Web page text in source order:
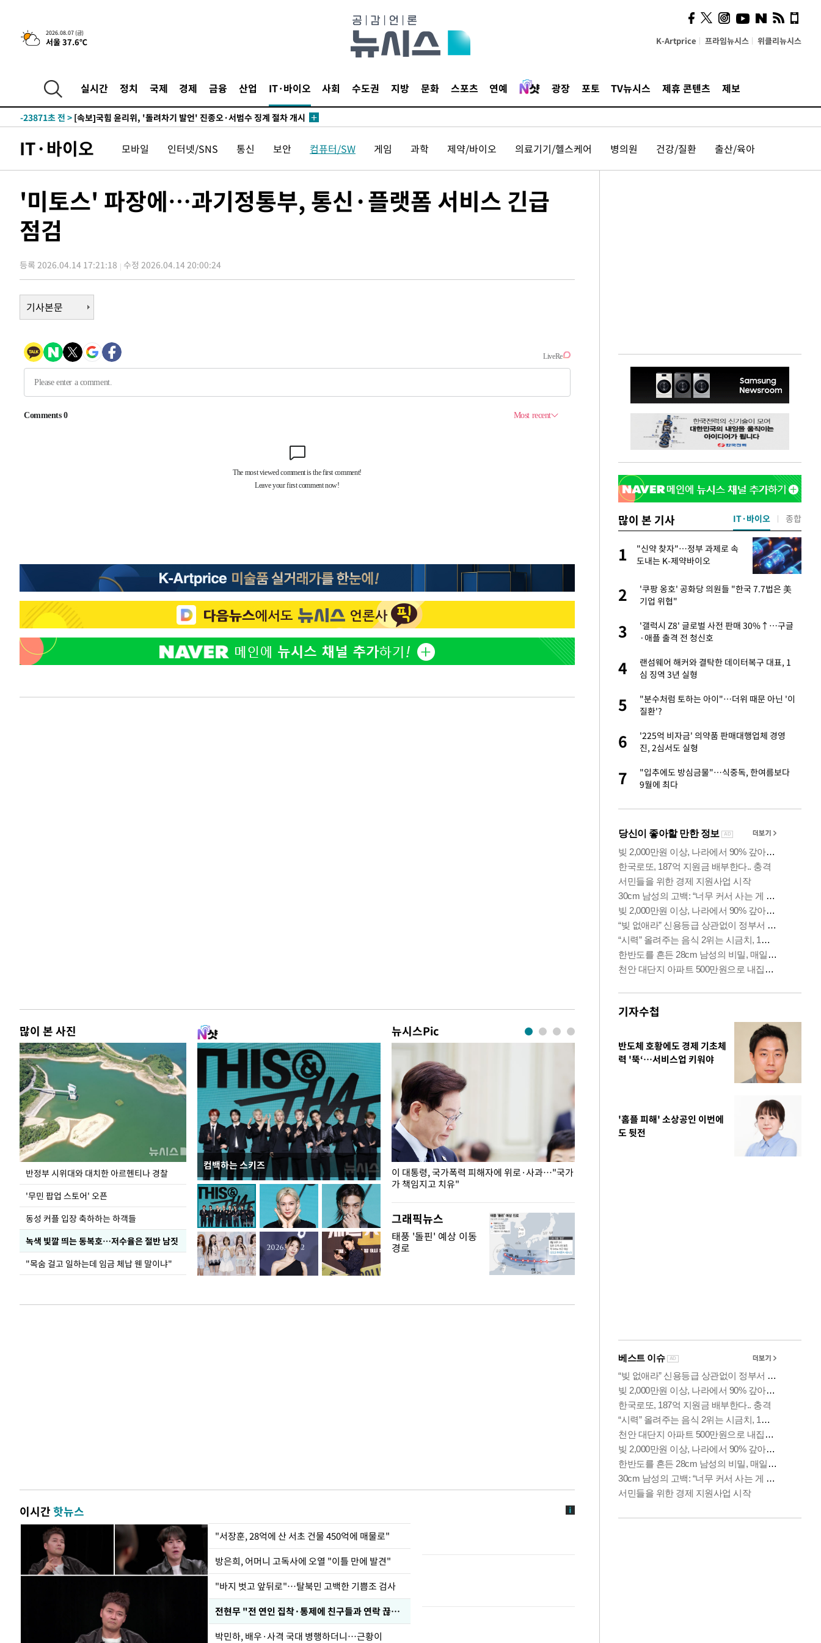
2026.08.07 (금)
서울 37.6℃ K-Artprice 프라임뉴시스 위클리뉴시스
실시간 정치 국제 경제 금융 산업 IT·바이오 사회 수도권 지방 문화 스포츠 연예 광장 포토 TV뉴시스 제휴 콘텐츠 제보
-592초 전 >이란, 호르무즈서 "적국 목표물들"과 대치로 남부 케슘섬에서 두차례
큰 폭발음
-29647초 전 > [속보]종합특검, '계엄 수용공간 확보' 신용해 前교정본부장 기소
-28491초 전 >
11시간 압수수색에 성접대 파문까지…'쑥대밭' 된 축구협회
-27513초 전 >
병태 후임
-23871초 전 > [속보]국힘 윤리위, '돌려차기 발언' 진종오·서범수 징계 절차 개시
25.3%↑
-16356초 전 > [속보]'채상병 순직 책임' 임성근, 항소심도 징역 3년
-16222초 전 >[속보]종합특검, '관저이전 봐주기 감사' 유병호 구속기소
-12072초 전 >[속보]'300억원대 사기 혐의' 차가원 대표 구속 송치
-11266초 전 >
-9779초 전 >
압수수색
-9415초 전 >[속보]원·달러 환율, 오전 9시 1423.8원
-9197초 전 >
[속보]코스닥, 5.95포인트(0.74%) 상승한 807.62개장
-9165초 전 >[속보]코스피, 6300선 재탈환…1.09% 오른 6365.07 개장
-6330초 전 > 시리아 다마스쿠스 교외에서 미니버스 폭발.. 14명 부상, 3명은 중태
-5628초 전 >입추에도 극한더위…서울 낮 39도 '폭염중대경보'
큰 폭발음
[속보]규제합리화위원회 부위원장에 김태유 서울대 공대 교수…이
[속보]국힘 윤리위, '돌려차기 발언' 진종오·서범수 징계 절차 개시
[속보] 7월 중국 수출 23.9%↑ 수입 27.5%↑…무역총액
-11266초 전 >"미 전국적 살모네라 식중독 원인은 멕시코산 할라피뇨"-- CDC
-9779초 전 >
[속보]경찰·노동부, HL만도 평택사업장 끼임 사망 관련 압수수색
압수수색
-9415초 전 >[속보]원·달러 환율, 오전 9시 1423.8원
-9211초 전 >[속보]삼성전자·SK하이닉스 동반 강보합…1%대 상승 출발
-9197초 전 >
[속보]코스닥, 5.95포인트(0.74%) 상승한 807.62개장
-9165초 전 >[속보]코스피, 6300선 재탈환…1.09% 오른 6365.07 개장
-5628초 전 >입추에도 극한더위…서울 낮 39도 '폭염중대경보'
IT·바이오 모바일 인터넷/SNS 통신 보안 컴퓨터/SW 게임 과학 제약/바이오 의료기기/헬스케어 병의원 건강/질환 출산/육아
'미토스' 파장에…과기정통부, 통신·플랫폼 서비스 긴급
점검
등록 2026.04.14 17:21:18 수정 2026.04.14 20:00:24
기사본문
많이 본 사진
반정부 시위대와 대치한 아르헨티나 경찰
'무민 팝업 스토어' 오픈
동성 커플 입장 축하하는 하객들
녹색 빛깔 띄는 동복호…저수율은 절반 남짓
"목숨 걸고 일하는데 임금 체납 웬 말이냐"
컴백하는 스키즈
뉴시스Pic
지석천 뒤덮은 개구리밥
이 대통령, 국가폭력 피해자에 위로·사과…"국가
가 책임지고 치유"
그래픽뉴스
태풍 '돌핀' 예상 이동
경로
이시간핫뉴스
"서장훈, 28억에 산 서초 건물 450억에 매물로"
방은희, 어머니 고독사에 오열 "이틀 만에 발견"
"바지 벗고 앞뒤로"…탈북민 고백한 기쁨조 검사
전현무 "전 연인 집착·통제에 친구들과 연락 끊겨"
박민하, 배우·사격 국대 병행하더니…근황이
많이 본 기사
2 전현무 "전 연인 집착에 친구들과 연락 끊어"
3
"여군 지원 막힌 UDT 훈련 직접 해봤습니
다"…707 출신 女유튜버 '완벽 소화'
4
박찬민 딸 박민하, 배우·국가대표 병행하더
5
"신약 찾자"…정부 과제로 속도내는 K-제약
1
"신약 찾자"…정부 과제로 속
도내는 K-제약바이오
2
'쿠팡 옹호' 공화당 의원들 "한국 7.7법은 美
기업 위협"
3
'갤럭시 Z8' 글로벌 사전 판매 30%↑…구글
·애플 출격 전 청신호
4
랜섬웨어 해커와 결탁한 데이터복구 대표, 1
심 징역 3년 실형
5
"분수처럼 토하는 아이"…더위 때문 아닌 '이
질환'?
6
'225억 비자금' 의약품 판매대행업체 경영
진, 2심서도 실형
7
"입추에도 방심금물"…식중독, 한여름보다
9월에 최다
IT·바이오 종합
기자수첩
반도체 호황에도 경제 기초체
력 '뚝‘…서비스업 키워야
'홈플 피해' 소상공인 이번에
도 뒷전